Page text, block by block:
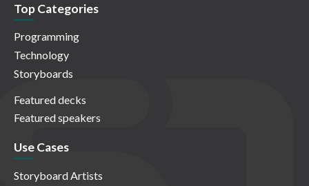
Top Categories
Programming
Technology
Storyboards
Featured decks
Featured speakers
Use Cases
Storyboard Artists